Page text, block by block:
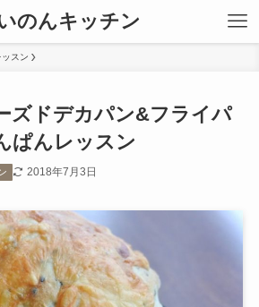
のんキッチン
スン
ズドデカパン&フライパ
ぱんレッスン
2018年7月3日